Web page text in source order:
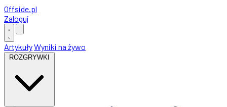
Offside.pl
Zaloguj
ArtykułyWyniki na żywo
ROZGRYWKI